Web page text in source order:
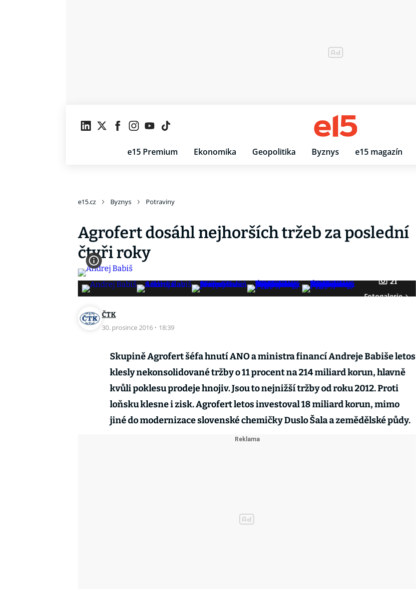
e15 Premium Ekonomika Geopolitika Byznys e15 magazín
e15.cz Byznys Potraviny
Agrofert dosáhl nejhorších tržeb za poslední
čtyři roky
21
Fotogalerie
ČTK
30. prosince 2016 · 18:39
Skupině Agrofert šéfa hnutí ANO a ministra financí Andreje Babiše letos
klesly nekonsolidované tržby o 11 procent na 214 miliard korun, hlavně
kvůli poklesu prodeje hnojiv. Jsou to nejnižší tržby od roku 2012. Proti
loňsku klesne i zisk. Agrofert letos investoval 18 miliard korun, mimo
jiné do modernizace slovenské chemičky Duslo Šala a zemědělské půdy.